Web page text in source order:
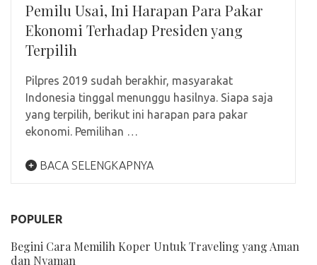
Pemilu Usai, Ini Harapan Para Pakar
Ekonomi Terhadap Presiden yang
Terpilih
Pilpres 2019 sudah berakhir, masyarakat
Indonesia tinggal menunggu hasilnya. Siapa saja
yang terpilih, berikut ini harapan para pakar
ekonomi. Pemilihan …
BACA SELENGKAPNYA
POPULER
Begini Cara Memilih Koper Untuk Traveling yang Aman
dan Nyaman